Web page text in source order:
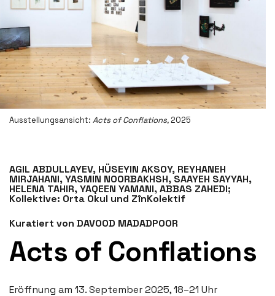
Ausstellungsansicht: Acts of Conflations,2025
AGIL ABDULLAYEV, HÜSEYIN AKSOY, REYHANEH
MIRJAHANI, YASMIN NOORBAKHSH, SAAYEH SAYYAH,
HELENA TAHIR, YAQEEN YAMANI, ABBAS ZAHEDI;
Kollektive: Orta Okul und ZînKolektif
Kuratiert von DAVOOD MADADPOOR
Acts of Conflations
Eröffnung am 13. September 2025, 18–21 Uhr